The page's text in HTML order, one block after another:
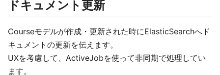
ドキュメント更新
Courseモデルが作成・更新された時にElasticSearchへド
キュメントの更新を伝えます。
UXを考慮して、ActiveJobを使って非同期で処理してい
ます。